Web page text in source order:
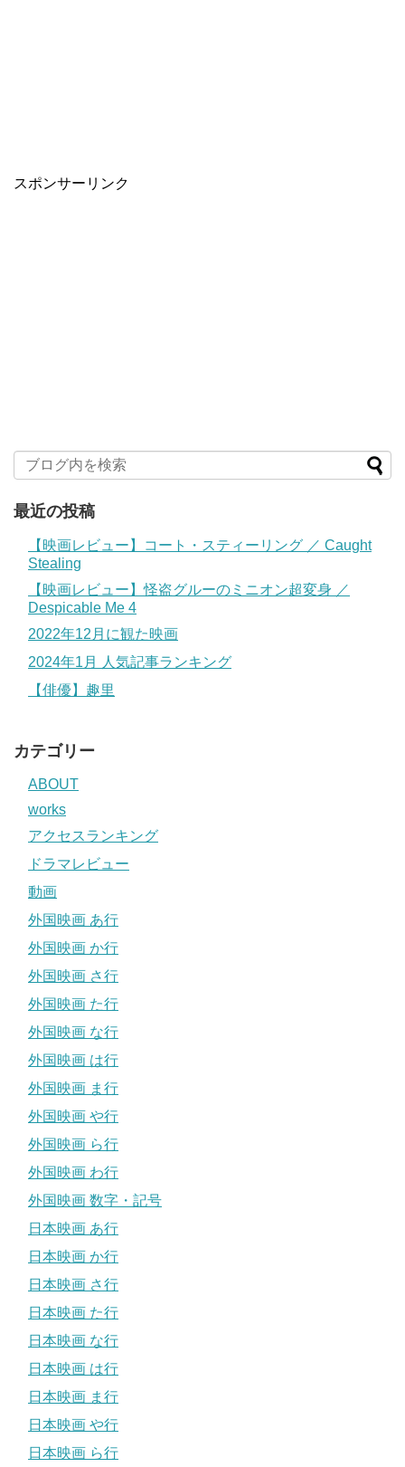
スポンサーリンク
最近の投稿
【映画レビュー】コート・スティーリング ／ Caught
Stealing
【映画レビュー】怪盗グルーのミニオン超変身 ／
Despicable Me 4
2022年12月に観た映画
2024年1月 人気記事ランキング
【俳優】趣里
カテゴリー
ABOUT
works
アクセスランキング
ドラマレビュー
動画
外国映画 あ行
外国映画 か行
外国映画 さ行
外国映画 た行
外国映画 な行
外国映画 は行
外国映画 ま行
外国映画 や行
外国映画 ら行
外国映画 わ行
外国映画 数字・記号
日本映画 あ行
日本映画 か行
日本映画 さ行
日本映画 た行
日本映画 な行
日本映画 は行
日本映画 ま行
日本映画 や行
日本映画 ら行